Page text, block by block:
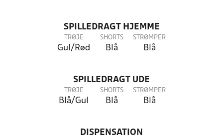
SPILLEDRAGT HJEMME
TRØJE
Gul/Rød
SHORTS
Blå
STRØMPER
Blå
SPILLEDRAGT UDE
TRØJE
Blå/Gul
SHORTS
Blå
STRØMPER
Blå
DISPENSATION